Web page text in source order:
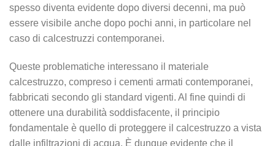
spesso diventa evidente dopo diversi decenni, ma può
essere visibile anche dopo pochi anni, in particolare nel
caso di calcestruzzi contemporanei.
Queste problematiche interessano il materiale
calcestruzzo, compreso i cementi armati contemporanei,
fabbricati secondo gli standard vigenti. Al fine quindi di
ottenere una durabilità soddisfacente, il principio
fondamentale è quello di proteggere il calcestruzzo a vista
dalle infiltrazioni di acqua. È dunque evidente che il